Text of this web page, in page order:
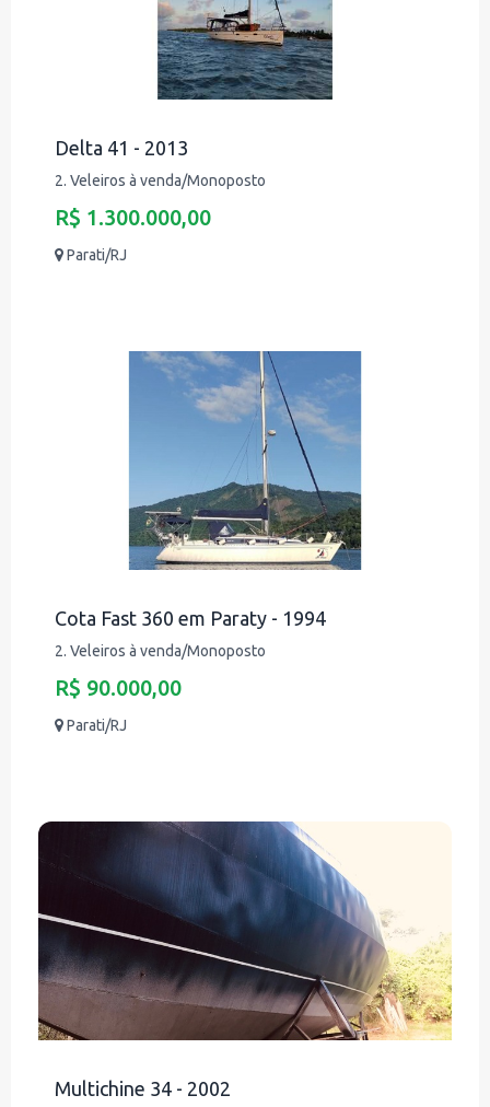
Delta 41 - 2013
2. Veleiros à venda/Monoposto
R$ 1.300.000,00
Parati/RJ
Cota Fast 360 em Paraty - 1994
2. Veleiros à venda/Monoposto
R$ 90.000,00
Parati/RJ
Multichine 34 - 2002